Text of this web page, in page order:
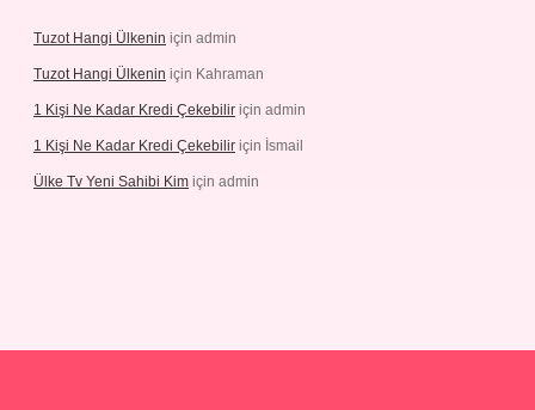
Tuzot Hangi Ülkenin için admin
Tuzot Hangi Ülkenin için Kahraman
1 Kişi Ne Kadar Kredi Çekebilir için admin
1 Kişi Ne Kadar Kredi Çekebilir için İsmail
Ülke Tv Yeni Sahibi Kim için admin